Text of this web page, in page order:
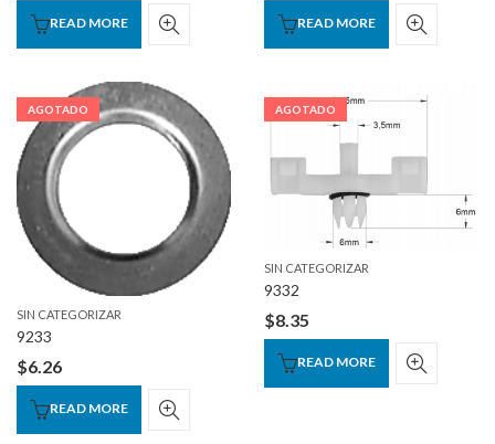
READ MORE READ MORE
AGOTADO
SIN CATEGORIZAR
9233
$6.26
READ MORE
AGOTADO
SIN CATEGORIZAR
9332
$8.35
READ MORE